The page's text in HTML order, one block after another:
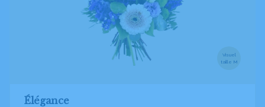
Visuel
taille M
Élégance